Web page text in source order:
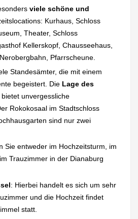
viele schöne und
Kurhaus, Schloss
Theater, Schloss
Kellerskopf, Chausseehaus,
Pfarrscheune.
Standesämter, die mit einem
begeistert. Die Lage des
bietet unvergessliche
Rokokosaal im Stadtschloss
sind nur zwei
Sie entweder im Hochzeitsturm, im
Trauzimmer in der Dianaburg
: Hierbei handelt es sich um sehr
und die Hochzeit findet
statt.